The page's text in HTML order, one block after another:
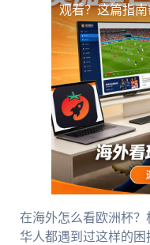
观看？这篇指
在海外怎么看欧洲杯
华人都遇到过这样的